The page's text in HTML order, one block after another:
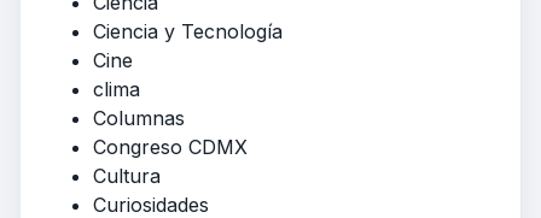
Ciencia y Tecnología
Cine
clima
Columnas
Congreso CDMX
Cultura
Curiosidades